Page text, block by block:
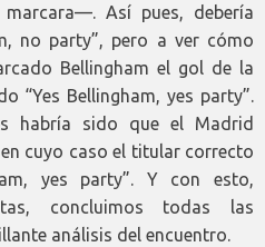
Así pues, debería
no party”, pero a ver cómo
Bellingham el gol de la
“Yes Bellingham, yes party”.
habría sido que el Madrid
cuyo caso el titular correcto
yes party”. Y con esto,
concluimos todas las
análisis del encuentro.